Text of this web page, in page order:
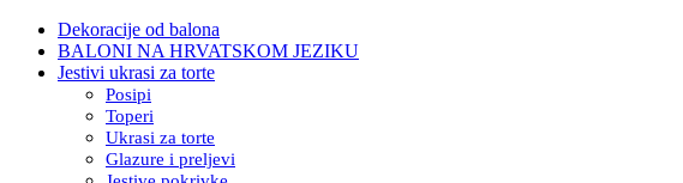
Dekoracije od balona
BALONI NA HRVATSKOM JEZIKU
Jestivi ukrasi za torte
Posipi
Toperi
Ukrasi za torte
Glazure i preljevi